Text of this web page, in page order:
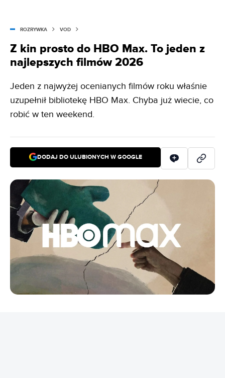
ROZRYWKA VOD
Z kin prosto do HBO Max. To jeden z
najlepszych filmów 2026
Jeden z najwyżej ocenianych filmów roku właśnie
uzupełnił bibliotekę HBO Max. Chyba już wiecie, co
robić w ten weekend.
DODAJ DO ULUBIONYCH W GOOGLE